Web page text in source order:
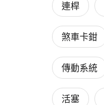
連桿
煞車卡鉗
傳動系統
活塞